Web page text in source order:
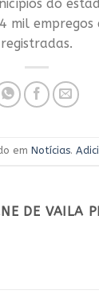
do
mil empregos
em Notícias.
DE VAILA